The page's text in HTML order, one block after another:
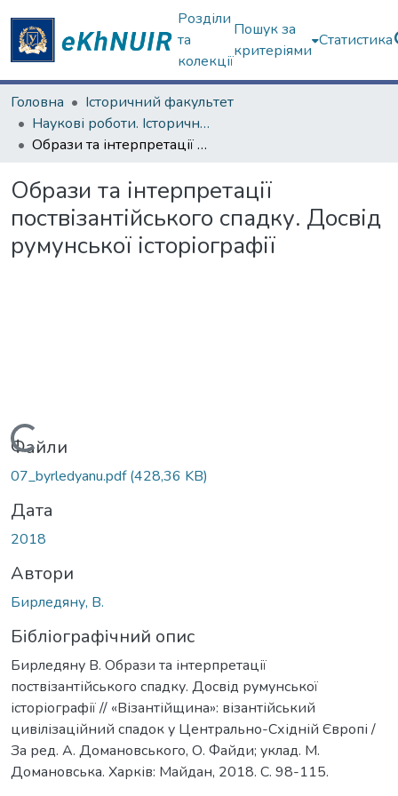
Розділи
та
колекції
Пошук за
критеріями
Статистика
Головна
Історичний факультет
Наукові роботи. Історичний факультет
Образи та інтерпретації поствізантійського спадку. Досвід румунської історіографії
Образи та інтерпретації
поствізантійського спадку. Досвід
румунської історіографії
Вантажиться...
Файли
07_byrledyanu.pdf(428,36 KB)
Дата
2018
Автори
Бирледяну, В.
Бібліографічний опис
Бирледяну В. Образи та інтерпретації
поствізантійського спадку. Досвід румунської
історіографії // «Візантійщина»: візантійський
цивілізаційний спадок у Центрально-Східній Європі /
За ред. А. Домановського, О. Файди; уклад. М.
Домановська. Харків: Майдан, 2018. С. 98-115.